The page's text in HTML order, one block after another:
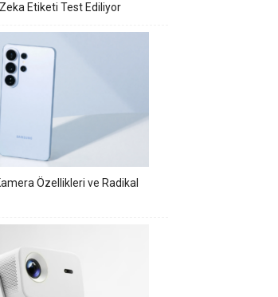
Etiketi Test Ediliyor
Özellikleri ve Radikal